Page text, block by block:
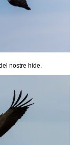
nostre hide.